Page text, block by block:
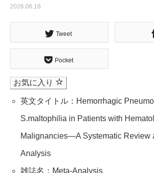
2026.06.16
Tweet
Pocket
お気に入り
英文タイトル：Hemorrhagic
S.maltophilia in Patients with
Malignancies—A Systematic Review
Analysis
雑誌名：Meta-Analysis